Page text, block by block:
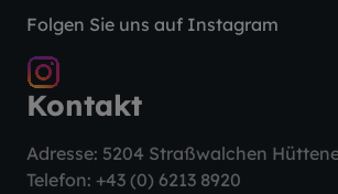
Folgen Sie uns auf Instagram
Kontakt
Adresse: 5204 Straßwalchen
Telefon: +43 (0) 6213 8920